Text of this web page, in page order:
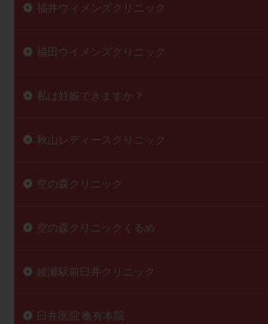
福井ウィメンズクリニック
福田ウイメンズクリニック
私は妊娠できますか？
秋山レディースクリニック
空の森クリニック
空の森クリニックくるめ
綾瀬駅前臼井クリニック
臼井医院 亀有本院